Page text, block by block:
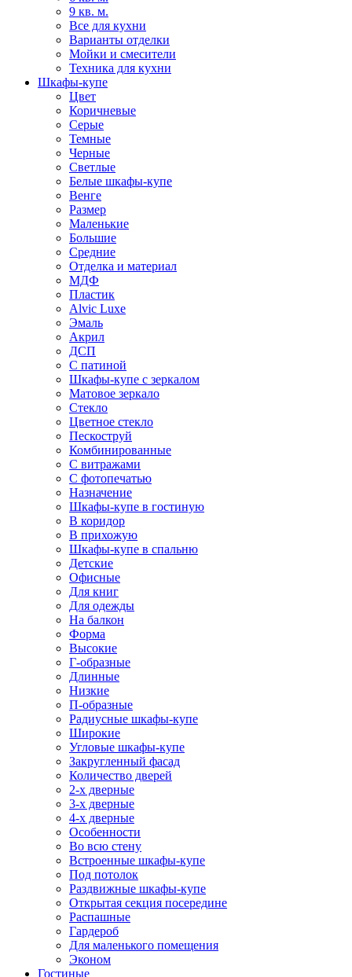
9 кв. м.
Все для кухни
Варианты отделки
Мойки и смесители
Техника для кухни
Шкафы-купе
Цвет
Коричневые
Серые
Темные
Черные
Светлые
Белые шкафы-купе
Венге
Размер
Маленькие
Большие
Средние
Отделка и материал
МДФ
Пластик
Alvic Luxe
Эмаль
Акрил
ДСП
С патиной
Шкафы-купе с зеркалом
Матовое зеркало
Стекло
Цветное стекло
Пескоструй
Комбинированные
С витражами
С фотопечатью
Назначение
Шкафы-купе в гостиную
В коридор
В прихожую
Шкафы-купе в спальню
Детские
Офисные
Для книг
Для одежды
На балкон
Форма
Высокие
Г-образные
Длинные
Низкие
П-образные
Радиусные шкафы-купе
Широкие
Угловые шкафы-купе
Закругленный фасад
Количество дверей
2-х дверные
3-х дверные
4-х дверные
Особенности
Во всю стену
Встроенные шкафы-купе
Под потолок
Раздвижные шкафы-купе
Открытая секция посередине
Распашные
Гардероб
Для маленького помещения
Эконом
Гостиные